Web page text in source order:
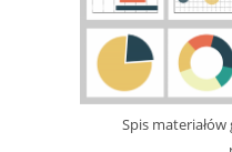
Spis